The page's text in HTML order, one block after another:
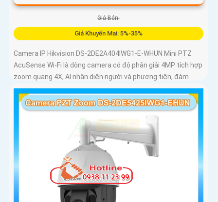
Giá Bán:
Giá Khuyến Mại: 5%-35%
Camera IP Hikvision DS-2DE2A404IWG1-E-WHUN Mini PTZ
AcuSense Wi-Fi là dòng camera có độ phân giải 4MP tích hợp
zoom quang 4X, AI nhận diện người và phương tiện, đàm
thoại hai chiều, hồng ngoại 20m cùng khả năng kết nối không
dây linh hoạt cho hệ thống giám sát hiện đại